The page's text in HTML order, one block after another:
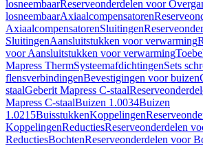
losneembaarReserveonderdelen voor
losneembaarAxiaalcompensatoren
AxiaalcompensatorenSluitingen
SluitingenAansluitstukken voor verwarming
voor Aansluitstukken voor verwarming
Mapress ThermSysteemafdichtingenSets
flensverbindingenBevestigingen voor buizen
staalGeberit Mapress C-staal
Mapress C-staalBuizen 1.0034Buizen
1.0215BuisstukkenKoppelingen
KoppelingenReductiesReserveonderdelen
ReductiesBochtenReserveonderdelen voor